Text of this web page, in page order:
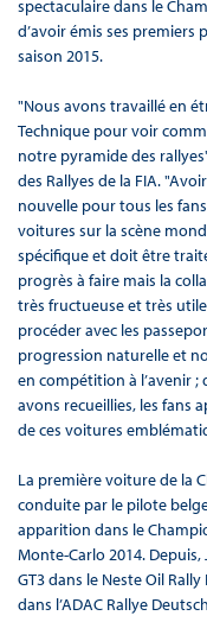
spectaculaire dans le
d’avoir émis ses premiers
saison 2015.
"Nous avons travaillé en
Technique pour voir
notre pyramide des
des Rallyes de la FIA.
nouvelle pour tous les
voitures sur la scène
spécifique et doit être
progrès à faire mais la
très fructueuse et très
procéder avec les
progression naturelle et
en compétition à l’avenir ;
avons recueillies, les fans
de ces voitures
La première voiture de la
conduite par le pilote
apparition dans le
Monte-Carlo 2014.
GT3 dans le Neste Oil
dans l’ADAC Rallye